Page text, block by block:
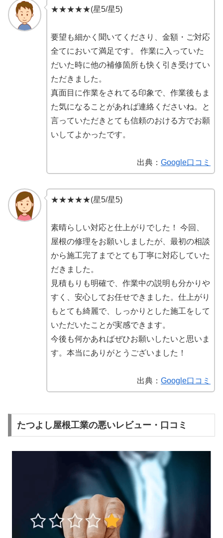
★★★★★(星5/星5)
要望も細かく聞いてくださり、金額・ご対応
全てにおいて満足です。 作業に入っていた
だいた時に他の補修箇所も快く引き受けてい
ただきました。
真面目に作業をされてる印象で、作業後もま
た気になることがあれば連絡くださいね。と
言っていただきとても信頼のおける方でお願
いしてよかったです。
出典： Google口コミ
★★★★★(星5/星5)
素晴らしい対応と仕上がりでした！ 今回、
屋根の修理をお願いしましたが、最初の相談
から施工完了までとても丁寧に対応していた
だきました。
見積もりも明確で、作業中の説明も分かりや
すく、安心してお任せできました。仕上がり
もとても綺麗で、しっかりとした施工をして
いただいたことが実感できます。
今後も何かあればぜひお願いしたいと思いま
す。本当にありがとうございました！
出典： Google口コミ
たつよし屋根工業の悪いレビュー・口コミ